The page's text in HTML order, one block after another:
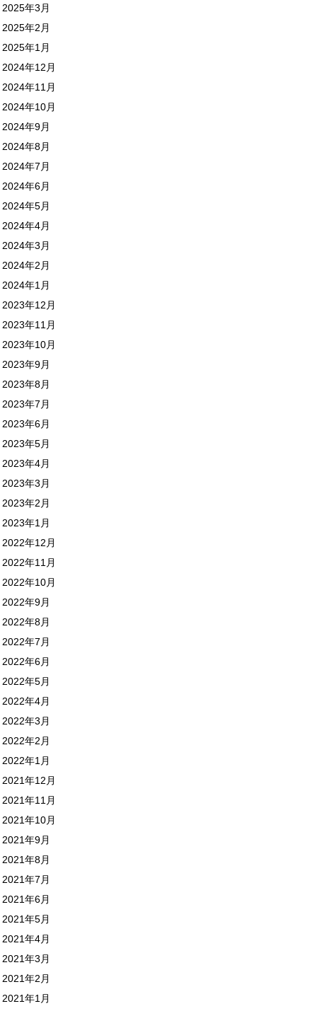
2025年3月
2025年2月
2025年1月
2024年12月
2024年11月
2024年10月
2024年9月
2024年8月
2024年7月
2024年6月
2024年5月
2024年4月
2024年3月
2024年2月
2024年1月
2023年12月
2023年11月
2023年10月
2023年9月
2023年8月
2023年7月
2023年6月
2023年5月
2023年4月
2023年3月
2023年2月
2023年1月
2022年12月
2022年11月
2022年10月
2022年9月
2022年8月
2022年7月
2022年6月
2022年5月
2022年4月
2022年3月
2022年2月
2022年1月
2021年12月
2021年11月
2021年10月
2021年9月
2021年8月
2021年7月
2021年6月
2021年5月
2021年4月
2021年3月
2021年2月
2021年1月